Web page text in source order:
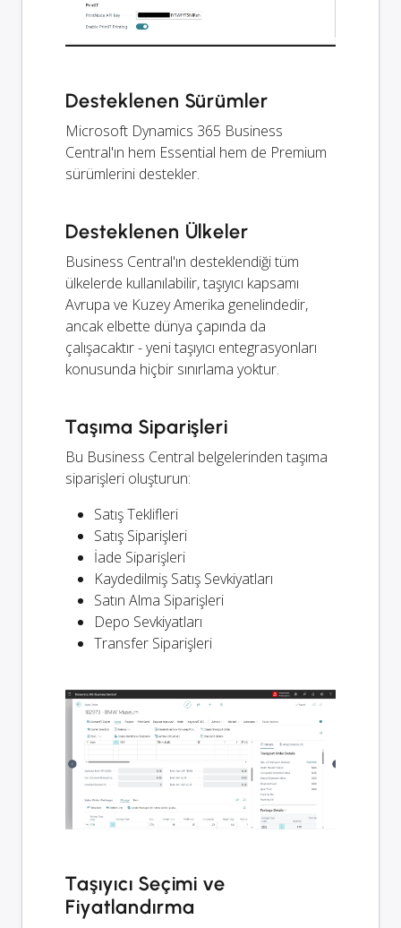
Desteklenen Sürümler
Microsoft Dynamics 365 Business
Central'ın hem Essential hem de Premium
sürümlerini destekler.
Desteklenen Ülkeler
Business Central'ın desteklendiği tüm
ülkelerde kullanılabilir, taşıyıcı kapsamı
Avrupa ve Kuzey Amerika genelindedir,
ancak elbette dünya çapında da
çalışacaktır - yeni taşıyıcı entegrasyonları
konusunda hiçbir sınırlama yoktur.
Taşıma Siparişleri
Bu Business Central belgelerinden taşıma
siparişleri oluşturun:
Satış Teklifleri
Satış Siparişleri
İade Siparişleri
Kaydedilmiş Satış Sevkiyatları
Satın Alma Siparişleri
Depo Sevkiyatları
Transfer Siparişleri
Taşıyıcı Seçimi ve
Fiyatlandırma